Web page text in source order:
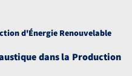
d'Énergie Renouvelable
dans la Production